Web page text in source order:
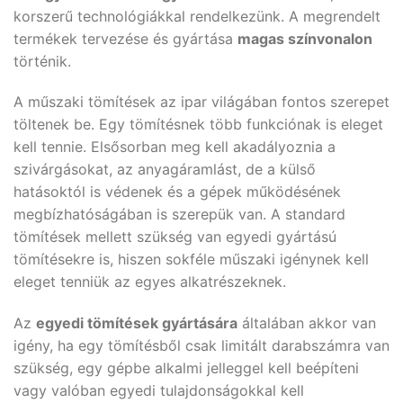
korszerű technológiákkal rendelkezünk. A megrendelt
termékek tervezése és gyártása magas színvonalon
történik.
A műszaki tömítések az ipar világában fontos szerepet
töltenek be. Egy tömítésnek több funkciónak is eleget
kell tennie. Elsősorban meg kell akadályoznia a
szivárgásokat, az anyagáramlást, de a külső
hatásoktól is védenek és a gépek működésének
megbízhatóságában is szerepük van. A standard
tömítések mellett szükség van egyedi gyártású
tömítésekre is, hiszen sokféle műszaki igénynek kell
eleget tenniük az egyes alkatrészeknek.
Az egyedi tömítések gyártására általában akkor van
igény, ha egy tömítésből csak limitált darabszámra van
szükség, egy gépbe alkalmi jelleggel kell beépíteni
vagy valóban egyedi tulajdonságokkal kell